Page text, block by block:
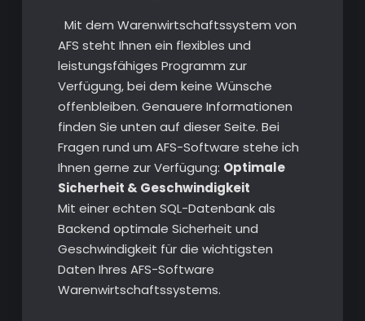
Mit dem Warenwirtschaftssystem von
AFS steht Ihnen ein flexibles und
leistungsfähiges Programm zur
Verfügung, bei dem keine Wünsche
offenbleiben. Genauere Informationen
finden Sie unten auf dieser Seite. Bei
Fragen rund um AFS-Software stehe ich
Ihnen gerne zur Verfügung: Optimale
Sicherheit & Geschwindigkeit
Mit einer echten SQL-Datenbank als
Backend optimale Sicherheit und
Geschwindigkeit für die wichtigsten
Daten Ihres AFS-Software
Warenwirtschaftssystems.